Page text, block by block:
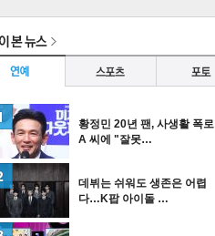
황정민 20년 팬, 사생활 폭로
A 씨에 "잘못…
데뷔는 쉬워도 생존은 어렵
다…K팝 아이돌 …